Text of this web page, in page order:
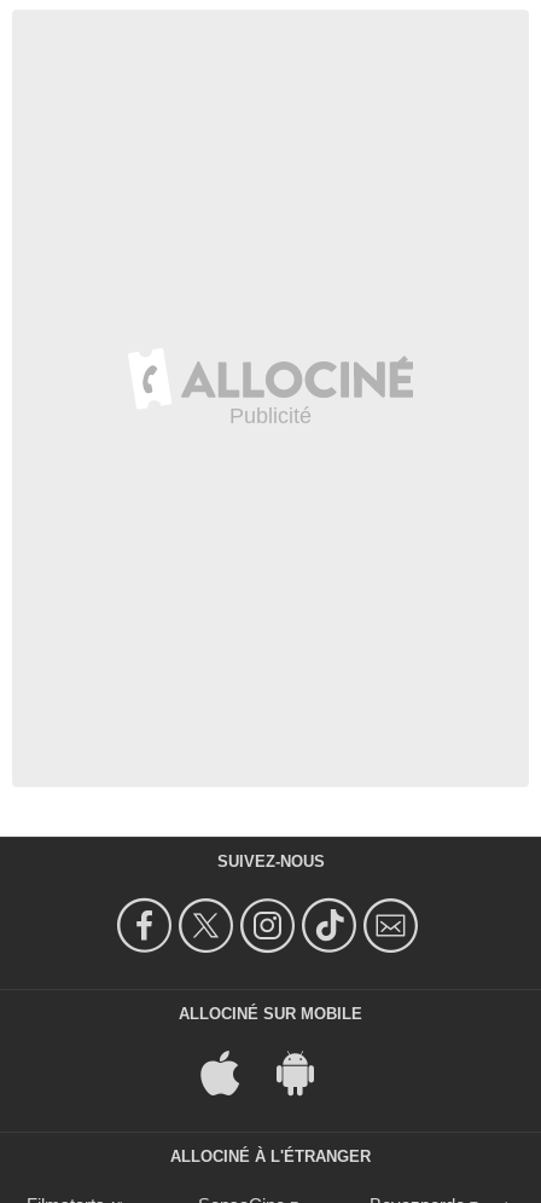
SUIVEZ-NOUS
ALLOCINÉ SUR MOBILE
ALLOCINÉ À L'ÉTRANGER